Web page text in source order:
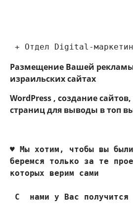
+ Отдел Digital-
Размещение Вашей
израильских сайтах
WordPress , создание
страниц для выводы в топ
♥ Мы хотим, чтобы вы
беремся только за те
которых верим сами
С  нами у Вас получится